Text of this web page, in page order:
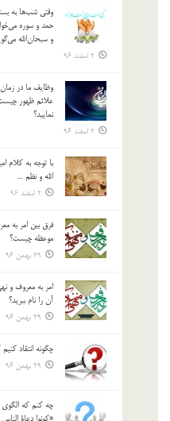
وقتي شب‌ها به
حمد و سوره
و سبحان‌الله
2 اسفند 96
وظايف ما در
علائم ظهور
نماييد؟
2 اسفند 96
با توجه به كلام
الله و نظم …
2 اسفند 96
فرق بين امر به
موعظه چيست؟
29 بهمن 96
امر به معروف و
آن را نام ببريد؟
29 بهمن 96
چگونه انتقاد
29 بهمن 96
چه كنم كه